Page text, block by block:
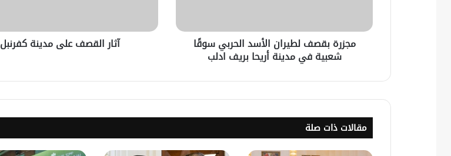
في قلعة جندل
مجزرة بقصف لطيران الأسد الحربي سوقًا
شعبية في مدينة أريحا بريف ادلب
آثار القصف على مدينة كفرنبل
مقالات ذات صلة